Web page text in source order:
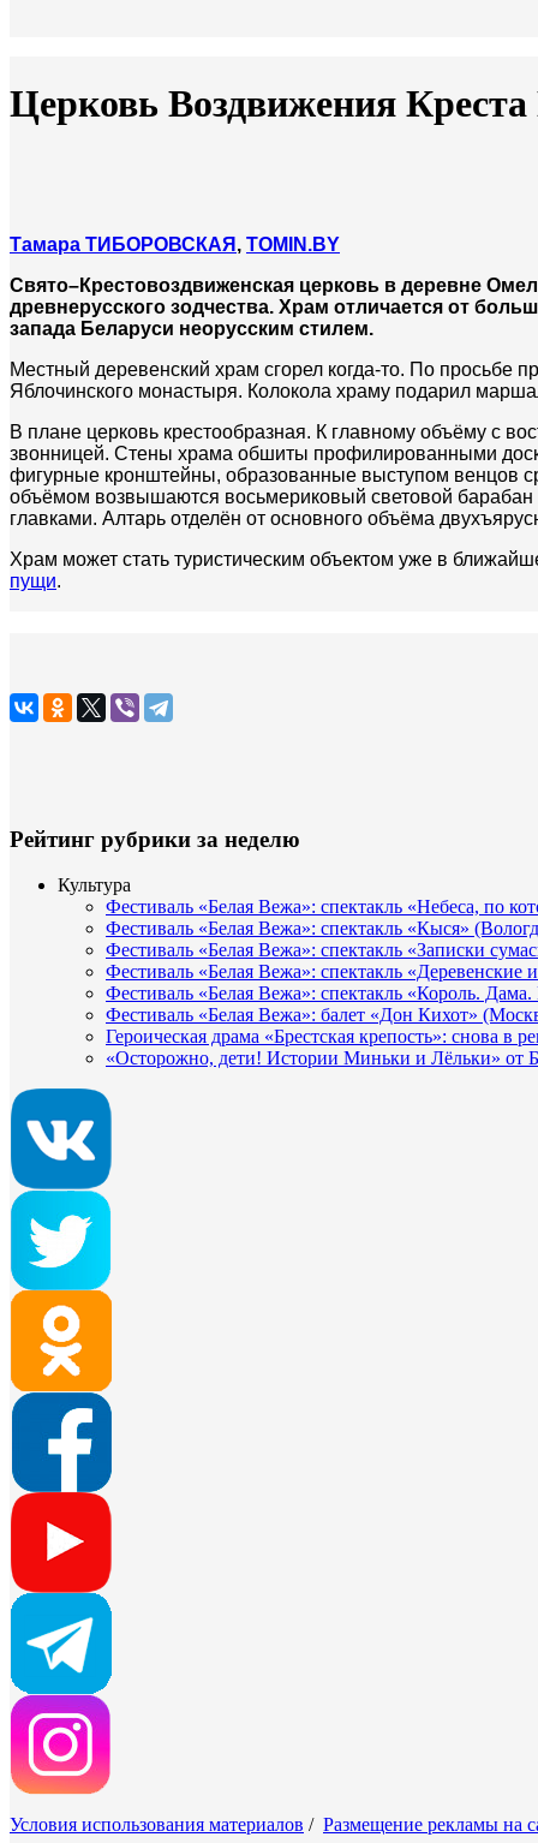
Церковь Воздвижения
Тамара ТИБОРОВСКАЯ , TOMIN.BY
Свято–Крестовоздвиженская церковь в деревне
древнерусского зодчества. Храм отличается от
запада Беларуси неорусским стилем.
Местный деревенский храм сгорел когда-то. По просьбе
Яблочинского монастыря. Колокола храму подарил
В плане церковь крестообразная. К главному объёму с
звонницей. Стены храма обшиты профилированными
фигурные кронштейны, образованные выступом венцов
объёмом возвышаются восьмериковый световой
главками. Алтарь отделён от основного объёма
Храм может стать туристическим объектом уже в
пущи.
Рейтинг рубрики за неделю
Культура
Фестиваль «Белая Вежа»: спектакль «Небеса, по
Фестиваль «Белая Вежа»: спектакль «Кыся»
Фестиваль «Белая Вежа»: спектакль «Записки
Фестиваль «Белая Вежа»: спектакль «Деревенские
Фестиваль «Белая Вежа»: спектакль «Король.
Фестиваль «Белая Вежа»: балет «Дон Кихот»
Героическая драма «Брестская крепость»: снова в
«Осторожно, дети! Истории Миньки и Лёльки» от
Условия использования материалов / Размещение рекламы на